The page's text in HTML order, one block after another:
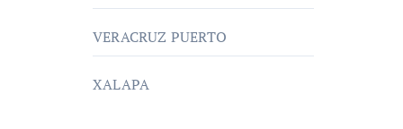
VERACRUZ PUERTO
XALAPA